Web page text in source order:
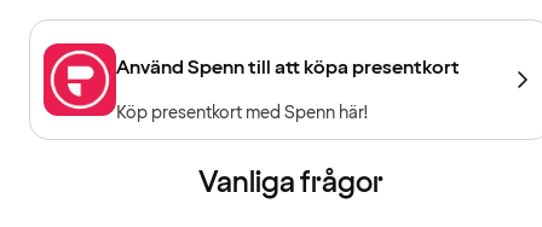
Använd Spenn till att köpa presentkort
Köp presentkort med Spenn här!
Vanliga frågor